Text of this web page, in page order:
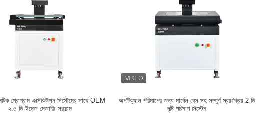
প্রোগ্রাম এক্সিকিউশন সিস্টেমের সাথে OEM
২.৫ ডি ইমেজ মেজারিং সরঞ্জাম
অপটিক্যাল পরিমাপের জন্য মার্বেল বেস সহ সম্পূর্ণ স্বয়ংক্রিয় 2 ডি
দৃষ্টি পরিমাপ সিস্টেম